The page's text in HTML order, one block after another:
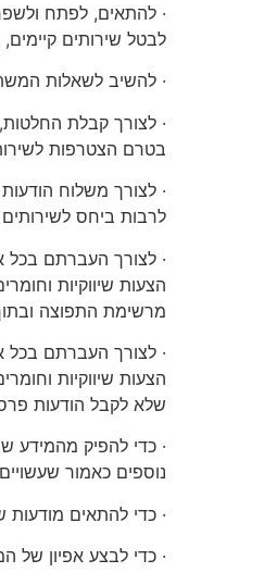
· להתאים, לפתח
לבטל שירותים
· להשיב לשאלות
· לצורך קבלת
בטרם הצטרפות
לרבות ביחס לשירותים
הצעות שיווקיות
מרשימת התפוצה
הצעות שיווקיות
שלא לקבל הודעות
· כדי להפיק מהמידע
נוספים כאמור
· כדי להתאים מודעות
· כדי לבצע אפיון